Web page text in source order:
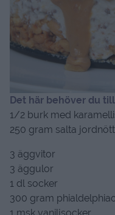
Det här behöver du
1/2 burk med
250 gram salta
3 äggvitor
3 äggulor
1 dl socker
300 gram